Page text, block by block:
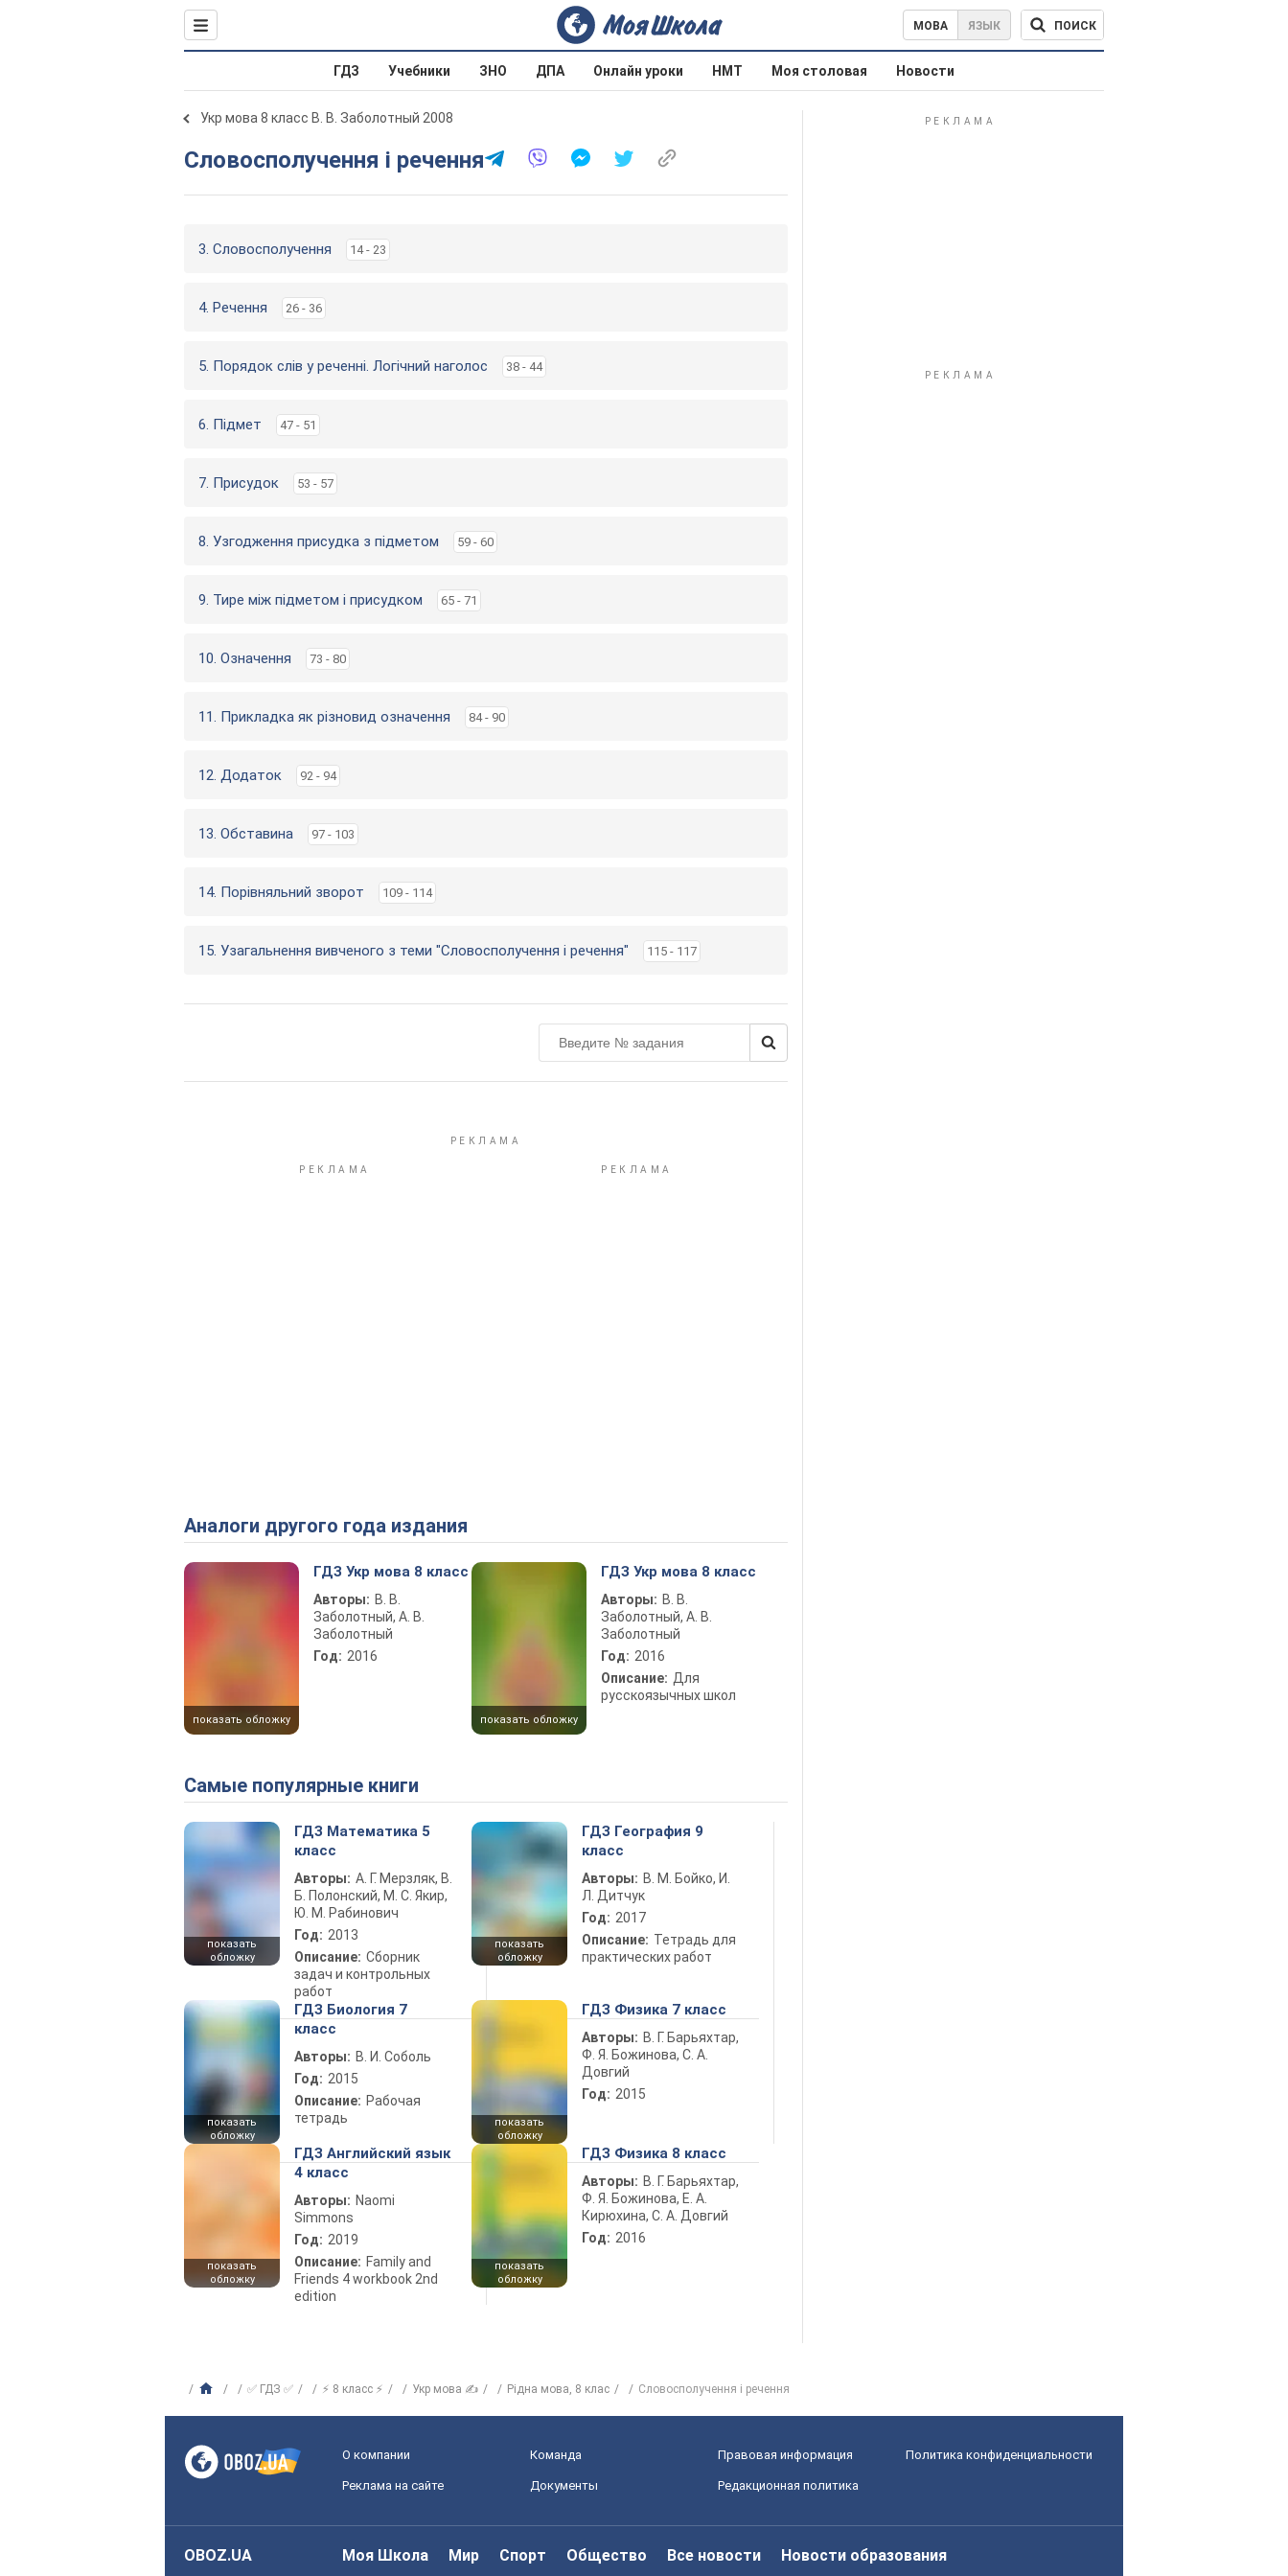
МОВА ЯЗЫК ПОИСК
ГДЗ Учебники ЗНО ДПА Онлайн уроки НМТ Моя столовая Новости
Укр мова 8 класс В. В. Заболотный 2008
Словосполучення і речення
3. Словосполучення 14 - 23
4. Речення 26 - 36
5. Порядок слів у реченні. Логічний наголос 38 - 44
6. Підмет 47 - 51
7. Присудок 53 - 57
8. Узгодження присудка з підметом 59 - 60
9. Тире між підметом і присудком 65 - 71
10. Означення 73 - 80
11. Прикладка як різновид означення 84 - 90
12. Додаток 92 - 94
13. Обставина 97 - 103
14. Порівняльний зворот 109 - 114
15. Узагальнення вивченого з теми "Словосполучення і речення" 115 - 117
Аналоги другого года издания
показать обложку
ГДЗ Укр мова 8 класс
Авторы: В. В.
Заболотный, А. В.
Заболотный
Год: 2016
показать обложку
ГДЗ Укр мова 8 класс
Авторы: В. В.
Заболотный, А. В.
Заболотный
Год: 2016
Описание: Для
русскоязычных школ
Самые популярные книги
показать
обложку
ГДЗ Математика 5
класс
Авторы: А. Г. Мерзляк, В.
Б. Полонский, М. С. Якир,
Ю. М. Рабинович
Год: 2013
Описание: Сборник
задач и контрольных
работ
показать
обложку
ГДЗ География 9
класс
Авторы: В. М. Бойко, И.
Л. Дитчук
Год: 2017
Описание: Тетрадь для
практических работ
показать
обложку
ГДЗ Биология 7
класс
Авторы: В. И. Соболь
Год: 2015
Описание: Рабочая
тетрадь
показать
обложку
ГДЗ Физика 7 класс
Авторы: В. Г. Барьяхтар,
Ф. Я. Божинова, С. А.
Довгий
Год: 2015
показать
обложку
ГДЗ Английский язык
4 класс
Авторы: Naomi
Simmons
Год: 2019
Описание: Family and
Friends 4 workbook 2nd
edition
показать
обложку
ГДЗ Физика 8 класс
Авторы: В. Г. Барьяхтар,
Ф. Я. Божинова, Е. А.
Кирюхина, С. А. Довгий
Год: 2016
✅ ГДЗ ✅ ⚡ 8 класс ⚡ Укр мова ✍ Рiдна мова, 8 клас Словосполучення і речення
О компании Команда Правовая информация Политика конфиденциальности
Реклама на сайте Документы Редакционная политика
OBOZ.UA Моя Школа Мир Спорт Общество Все новости Новости образования